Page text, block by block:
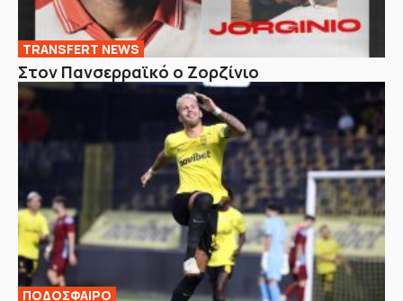
TRANSFERT NEWS
Στον Πανσερραϊκό ο Ζορζίνιο
ΠΟΔΟΣΦΑΙΡΟ